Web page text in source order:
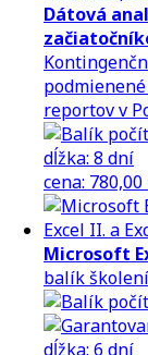
Dátová
reportov v
dĺžka: 8 dní
cena: 780,00
Microsoft
balík školení
dĺžka: 6 dní